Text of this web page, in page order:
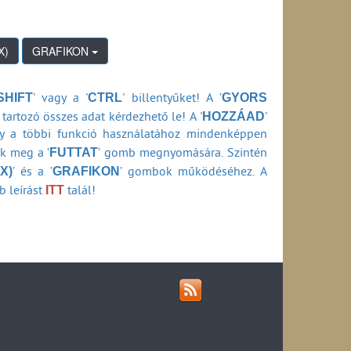
átfutási ideje belföldi viszonylatban (1990-
(2013-2024)
2006)
2006)
szolgáltató adataiból számítva) (1990-2006)
ellenőrzési adataiból számítva) (1990-
adataiból számítva) (1990-2006)
GRAFIKON
' vagy a 'CTRL' billentyűket! A ’GYORS
összes adat kérdezhető le! A 'HOZZÁAD'
a többi funkció használatához mindenképpen
meg a ’FUTTAT’ gomb megnyomására. Szintén
’ és a ’GRAFIKON’ gombok működéséhez. A
leírást ITT talál!